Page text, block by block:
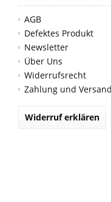
AGB
Defektes Produkt
Newsletter
Über Uns
Widerrufsrecht
Zahlung und Versand
Widerruf erklären